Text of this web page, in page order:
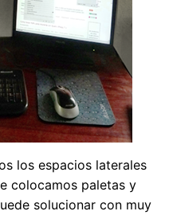
los espacios laterales
colocamos paletas y
solucionar con muy